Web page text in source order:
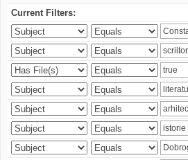
Current Filters: